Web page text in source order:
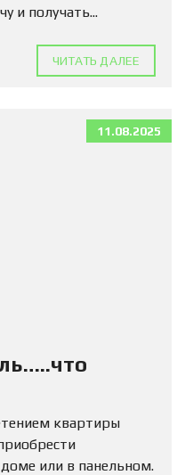
и получать...
ЧИТАТЬ ДАЛЕЕ
11.08.2025
квартиры
или в панельном.